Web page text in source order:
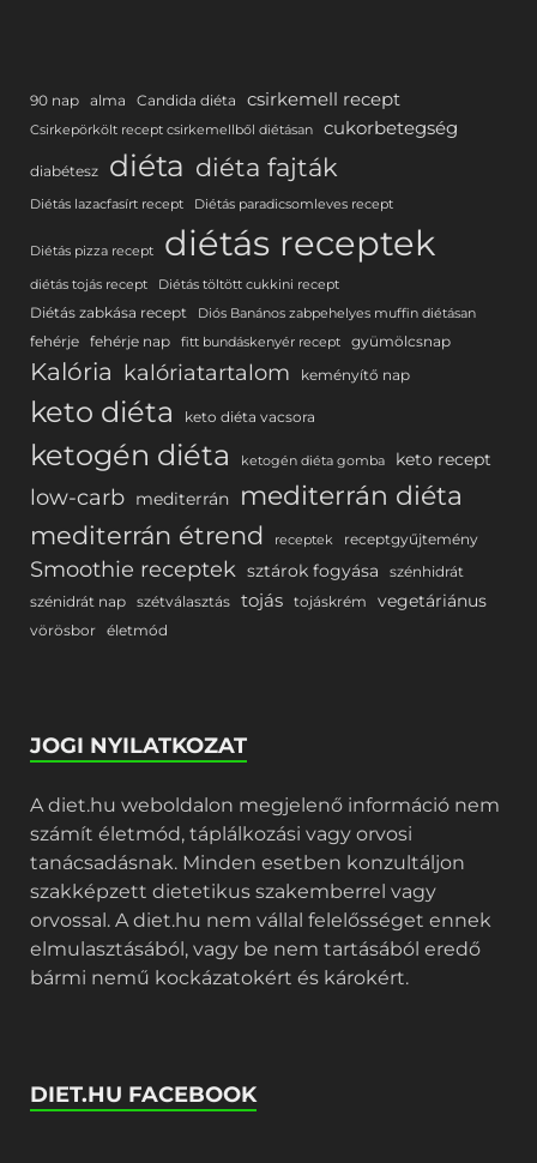
90 nap alma Candida diéta csirkemell recept
Csirkepörkölt recept csirkemellből diétásan cukorbetegség
diabétesz diéta diéta fajták
Diétás lazacfasírt recept Diétás paradicsomleves recept
Diétás pizza recept diétás receptek
diétás tojás recept Diétás töltött cukkini recept
Diétás zabkása recept Diós Banános zabpehelyes muffin diétásan
fehérje fehérje nap fitt bundáskenyér recept gyümölcsnap
Kalória kalóriatartalom keményítő nap
keto diéta keto diéta vacsora
ketogén diéta ketogén diéta gomba keto recept
low-carb mediterrán mediterrán diéta
mediterrán étrend receptek receptgyűjtemény
Smoothie receptek sztárok fogyása
szénhidrát
szénidrát nap szétválasztás tojás tojáskrém vegetáriánus
vörösbor életmód
JOGI NYILATKOZAT
A diet.hu weboldalon megjelenő információ nem
számít életmód, táplálkozási vagy orvosi
tanácsadásnak. Minden esetben konzultáljon
szakképzett dietetikus szakemberrel vagy
orvossal. A diet.hu nem vállal felelősséget ennek
elmulasztásából, vagy be nem tartásából eredő
bármi nemű kockázatokért és károkért.
DIET.HU FACEBOOK